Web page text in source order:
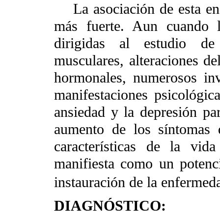
La asociación de esta
más fuerte. Aun cuando
dirigidas al estudio de
musculares, alteraciones
hormonales, numerosos
manifestaciones
ansiedad y la depresión
aumento de los síntomas
características de la
manifiesta como un
instauración de la
DIAGNÓSTICO: